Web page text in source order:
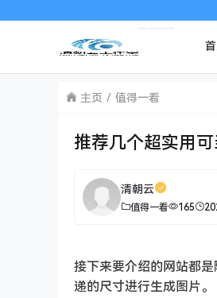
主页 值得一看
推荐几个超实用
清朝云
值得一看 165
接下来要介绍的网站都
递的尺寸进行生成图片。